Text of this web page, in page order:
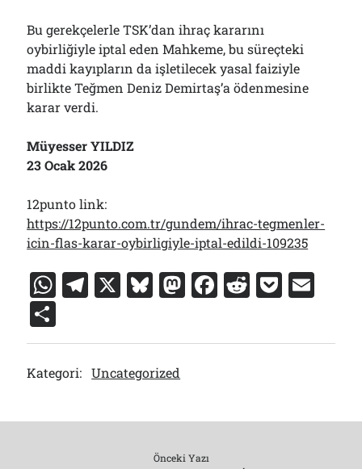
Bu gerekçelerle TSK’dan ihraç kararını
oybirliğiyle iptal eden Mahkeme, bu süreçteki
maddi kayıpların da işletilecek yasal faiziyle
birlikte Teğmen Deniz Demirtaş’a ödenmesine
karar verdi.
Müyesser YILDIZ
23 Ocak 2026
12punto link:
https://12punto.com.tr/gundem/ihrac-tegmenler-
icin-flas-karar-oybirligiyle-iptal-edildi-109235
W
at
s
A
p
T
e
gr
a
m
X Bl
e
s
k
y
M
st
o
F
c
o
R
d
P
c ai
h
ar
e
Kategori: Uncategorized
Önceki Yazı